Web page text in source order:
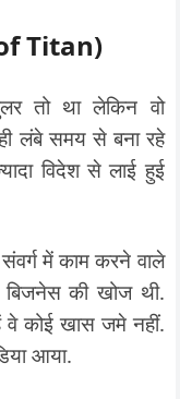
of Titan)
तो था लेकिन वो
लंबे समय से बना रहे
विदेश से लाई हुई
में काम करने वाले
की खोज थी.
कोई खास जमे नहीं.
आया.